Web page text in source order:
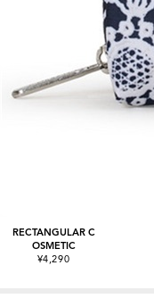
RECTANGULAR C
OSMETIC
¥4,290